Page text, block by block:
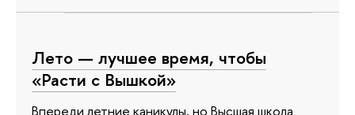
Лето — лучшее время, чтобы
«Расти с Вышкой»
Впереди летние каникулы, но Высшая школа